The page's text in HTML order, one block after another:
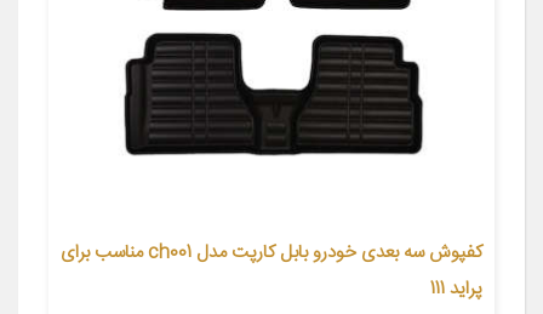
کفپوش سه بعدی خودرو بابل کارپت مدل ch001 مناسب برای
پراید 111